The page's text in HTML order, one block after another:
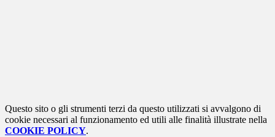
Questo sito o gli strumenti terzi da questo utilizzati si avvalgono di
cookie necessari al funzionamento ed utili alle finalità illustrate nella
COOKIE POLICY.